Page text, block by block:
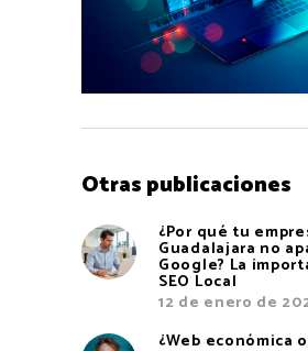
Otras publicaciones
¿Por qué tu
Guadalajara no
Google? La
SEO Local
12 de enero de
¿Web económica o